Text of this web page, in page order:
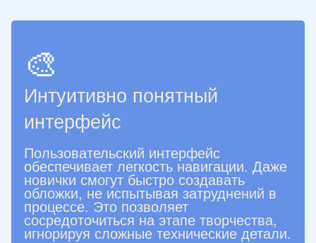
🎨
Интуитивно понятный
интерфейс
Пользовательский интерфейс
обеспечивает легкость навигации. Даже
новички смогут быстро создавать
обложки, не испытывая затруднений в
процессе. Это позволяет
сосредоточиться на этапе творчества,
игнорируя сложные технические детали.